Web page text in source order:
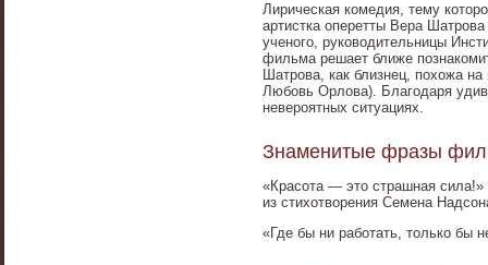
Лирическая комедия, тему
артистка оперетты Вера
ученого, руководительницы
фильма решает ближе
Шатрова, как близнец, похожа на
Любовь Орлова). Благодаря
невероятных ситуациях.
Знаменитые фразы
«Красота — это страшная
из стихотворения Семена
«Где бы ни работать, только бы